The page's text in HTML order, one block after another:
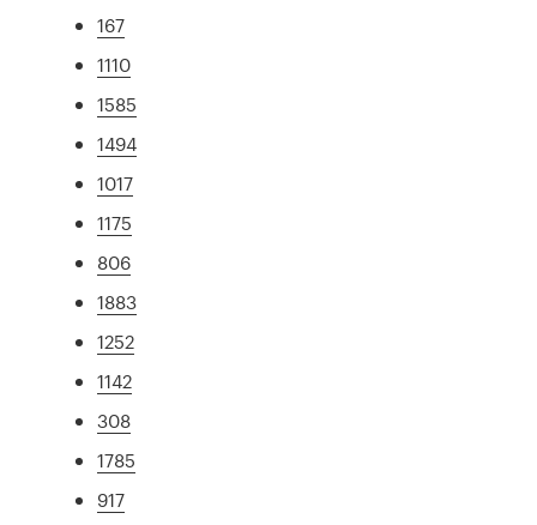
167
1110
1585
1494
1017
1175
806
1883
1252
1142
308
1785
917